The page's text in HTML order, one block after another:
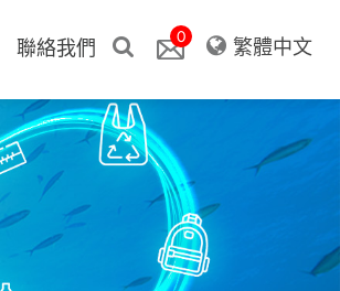
聯絡我們 0 繁體中文